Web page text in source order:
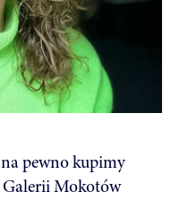
pewno kupimy
Galerii Mokotów